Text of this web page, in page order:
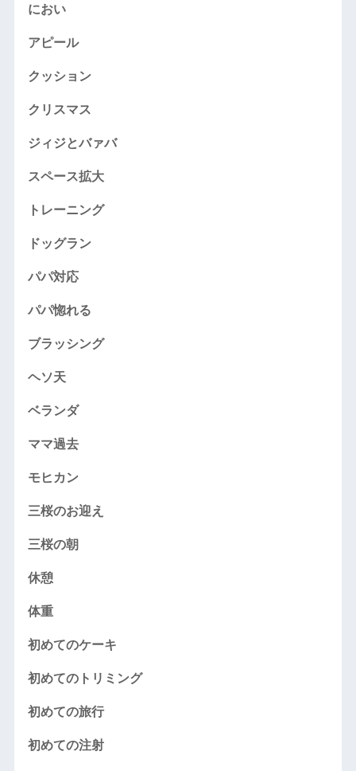
におい
アピール
クッション
クリスマス
ジィジとバァバ
スペース拡大
トレーニング
ドッグラン
パパ対応
パパ惚れる
ブラッシング
ヘソ天
ベランダ
ママ過去
モヒカン
三桜のお迎え
三桜の朝
休憩
体重
初めてのケーキ
初めてのトリミング
初めての旅行
初めての注射